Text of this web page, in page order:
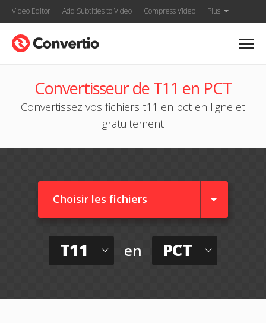
Video Editor Add Subtitles to Video Compress Video Plus
Convertisseur de T11 en PCT
Convertissez vos fichiers t11 en pct en ligne et
gratuitement
Choisir les fichiers
T11 en PCT